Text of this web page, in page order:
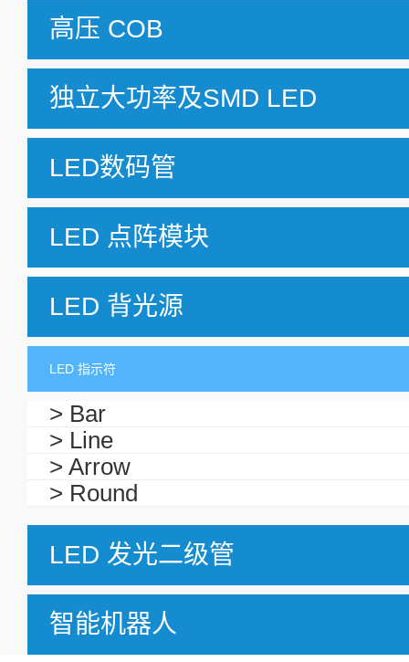
高压 COB
独立大功率及SMD LED
LED数码管
LED 点阵模块
LED 背光源
LED 指示符
> Bar
> Line
> Arrow
> Round
LED 发光二级管
智能机器人